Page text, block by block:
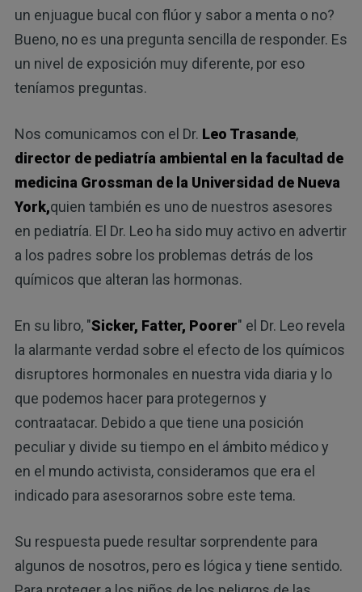
un enjuague bucal con flúor y sabor a menta o no?
Bueno, no es una pregunta sencilla de responder. Es
un nivel de exposición muy diferente, por eso
teníamos preguntas.
Nos comunicamos con el Dr. Leo Trasande,
director de pediatría ambiental en la facultad de
medicina Grossman de la Universidad de Nueva
York,quien también es uno de nuestros asesores
en pediatría. El Dr. Leo ha sido muy activo en advertir
a los padres sobre los problemas detrás de los
químicos que alteran las hormonas.
En su libro, "Sicker, Fatter, Poorer" el Dr. Leo revela
la alarmante verdad sobre el efecto de los químicos
disruptores hormonales en nuestra vida diaria y lo
que podemos hacer para protegernos y
contraatacar. Debido a que tiene una posición
peculiar y divide su tiempo en el ámbito médico y
en el mundo activista, consideramos que era el
indicado para asesorarnos sobre este tema.
Su respuesta puede resultar sorprendente para
algunos de nosotros, pero es lógica y tiene sentido.